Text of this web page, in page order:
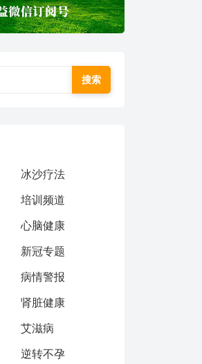
搜索
冰沙疗法
培训频道
心脑健康
新冠专题
病情警报
肾脏健康
艾滋病
逆转不孕